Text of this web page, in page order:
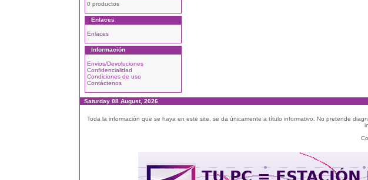
0 productos
Enlaces
Enlaces
Información
Envios/Devoluciones
Confidencialidad
Condiciones de uso
Contáctenos
Saturday 08 August, 2026
Toda la información que se haya en este site, se da únicamente a título informativo. No pretende